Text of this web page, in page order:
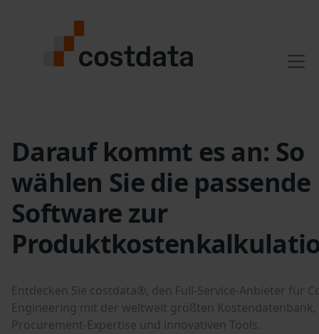
Darauf kommt es an: So
wählen Sie die passende
Software zur
Entdecken Sie costdata®, den Full-Service-Anbieter für
Engineering mit der weltweit größten Kostendatenbank,
Procurement-Expertise und innovativen Tools.